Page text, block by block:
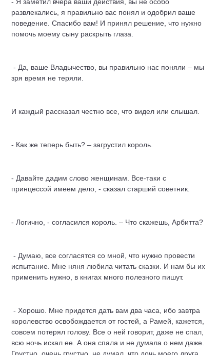
развлекались, я правильно вас понял и одобрил ваше
поведение. Спасибо вам! И принял решение, что нужно
помочь моему сыну раскрыть глаза.
- Да, ваше Владычество, вы правильно нас поняли – мы
зря время не теряли.
И каждый рассказал честно все, что видел или слышал.
- Как же теперь быть? – загрустил король.
- Давайте дадим слово женщинам. Все-таки с
принцессой имеем дело, - сказал старший советник.
- Логично, - согласился король. – Что скажешь, Арбитта?
- Думаю, все согласятся со мной, что нужно провести
испытание. Мне няня любила читать сказки. И нам бы их
применить нужно, в книгах много полезного пишут.
- Хорошо. Мне придется дать вам два часа, ибо завтра
королевство освобождается от гостей, а Рамей, кажется,
совсем потерял голову. Все о ней говорит, даже не спал,
всю ночь искал ее. А она спала и не думала о нем даже.